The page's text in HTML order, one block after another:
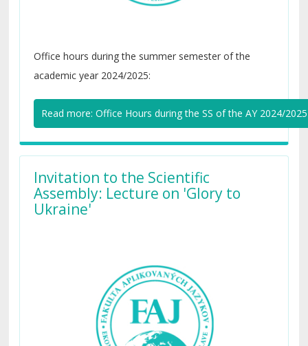
Office hours during the summer semester of the
academic year 2024/2025:
Read more: Office Hours during the SS of the AY 2024/2025
Invitation to the Scientific
Assembly: Lecture on 'Glory to
Ukraine'